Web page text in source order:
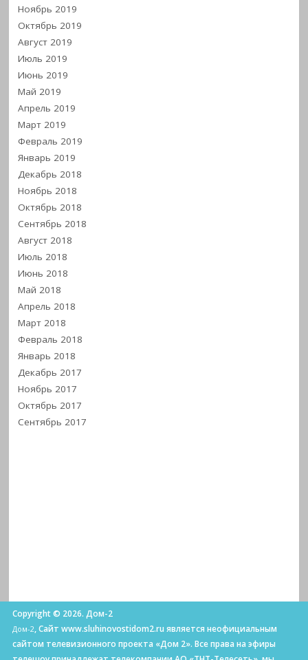
Ноябрь 2019
Октябрь 2019
Август 2019
Июль 2019
Июнь 2019
Май 2019
Апрель 2019
Март 2019
Февраль 2019
Январь 2019
Декабрь 2018
Ноябрь 2018
Октябрь 2018
Сентябрь 2018
Август 2018
Июль 2018
Июнь 2018
Май 2018
Апрель 2018
Март 2018
Февраль 2018
Январь 2018
Декабрь 2017
Ноябрь 2017
Октябрь 2017
Сентябрь 2017
Copyright © 2026. Дом-2
Дом-2, Сайт www.sluhinovostidom2.ru является неофициальным
сайтом телевизионного проекта «Дом 2». Все права на эфиры